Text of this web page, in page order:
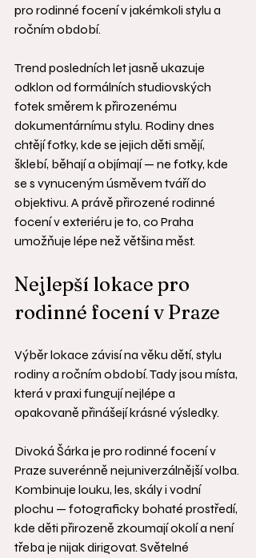
pro rodinné focení v jakémkoli stylu a
ročním období.
Trend posledních let jasně ukazuje
odklon od formálních studiovských
fotek směrem k přirozenému
dokumentárnímu stylu. Rodiny dnes
chtějí fotky, kde se jejich děti smějí,
šklebí, běhají a objímají — ne fotky, kde
se s vynuceným úsměvem tváří do
objektivu. A právě přirozené rodinné
focení v exteriéru je to, co Praha
umožňuje lépe než většina měst.
Nejlepší lokace pro
rodinné focení v Praze
Výběr lokace závisí na věku dětí, stylu
rodiny a ročním období. Tady jsou místa,
která v praxi fungují nejlépe a
opakovaně přinášejí krásné výsledky.
Divoká Šárka je pro rodinné focení v
Praze suverénně nejuniverzálnější volba.
Kombinuje louku, les, skály i vodní
plochu — fotograficky bohaté prostředí,
kde děti přirozeně zkoumají okolí a není
třeba je nijak dirigovat. Světelné